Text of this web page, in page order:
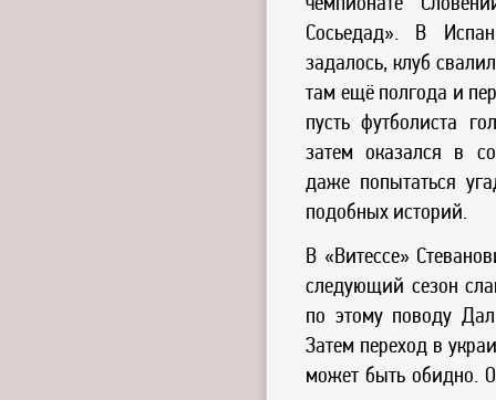
Сосьедад». В
задалось, клуб
там ещё полгода и
пусть футболиста
затем оказался в
даже попытаться
подобных историй.
В «Витессе»
следующий сезон
по этому поводу
Затем переход в
может быть обидно.